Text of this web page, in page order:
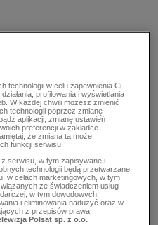
technologii w celu zapewnienia Ci
profilowania i wyświetlania
W każdej chwili możesz zmienić
technologii poprzez zmianę
aplikacji, zmianę ustawień
preferencji w zakładce
że zmiana ta może
funkcji serwisu.
serwisu, w tym zapisywane i
technologii będą przetwarzane
w celach marketingowych, w tym
ze świadczeniem usług
w tym dowodowych,
i eliminowania nadużyć oraz w
z przepisów prawa.
Polsat sp. z o.o.